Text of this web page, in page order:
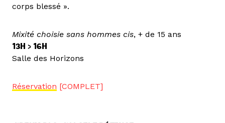
corps blessé ».
Mixité choisie sans hommes cis, + de 15 ans
13H > 16H
Salle des Horizons
Réservation [COMPLET]